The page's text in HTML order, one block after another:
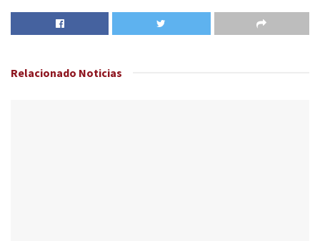
Relacionado Noticias